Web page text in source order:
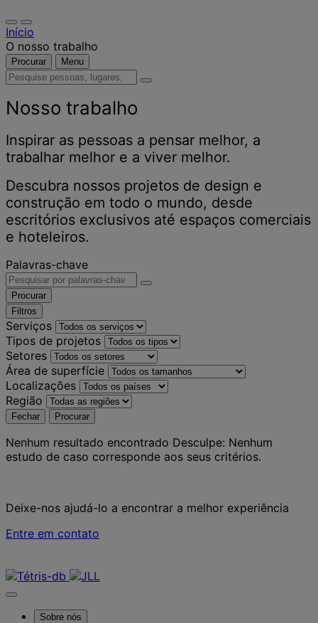
Início
O nosso trabalho
Procurar Menu
Pesquise
lugares,
notícias
e
insights
Nosso trabalho
Inspirar as pessoas a pensar melhor, a
trabalhar melhor e a viver melhor.
Descubra nossos projetos de design e
construção em todo o mundo, desde
escritórios exclusivos até espaços comerciais
e hoteleiros.
Palavras-chave
Procurar
Filtros
Serviços
Tipos de projetos
Setores
Área de superfície
Localizações
Região
Fechar Procurar
Nenhum resultado encontrado Desculpe: Nenhum
estudo de caso corresponde aos seus critérios.
Deixe-nos ajudá-lo a encontrar a melhor experiência
Entre em contato
Sobre nós